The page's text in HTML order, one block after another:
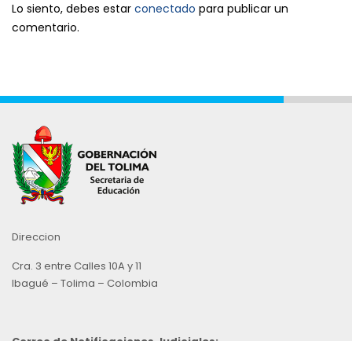
Lo siento, debes estar conectado para publicar un
comentario.
Direccion
Cra. 3 entre Calles 10A y 11
Ibagué – Tolima – Colombia